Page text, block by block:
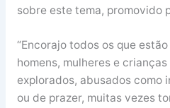
sobre este tema, promovido
“Encorajo todos os que
homens, mulheres e
explorados, abusados como
ou de prazer, muitas vezes